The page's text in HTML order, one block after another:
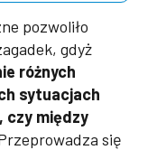
pozwoliło
gdyż
różnych
sytuacjach
czy między
się